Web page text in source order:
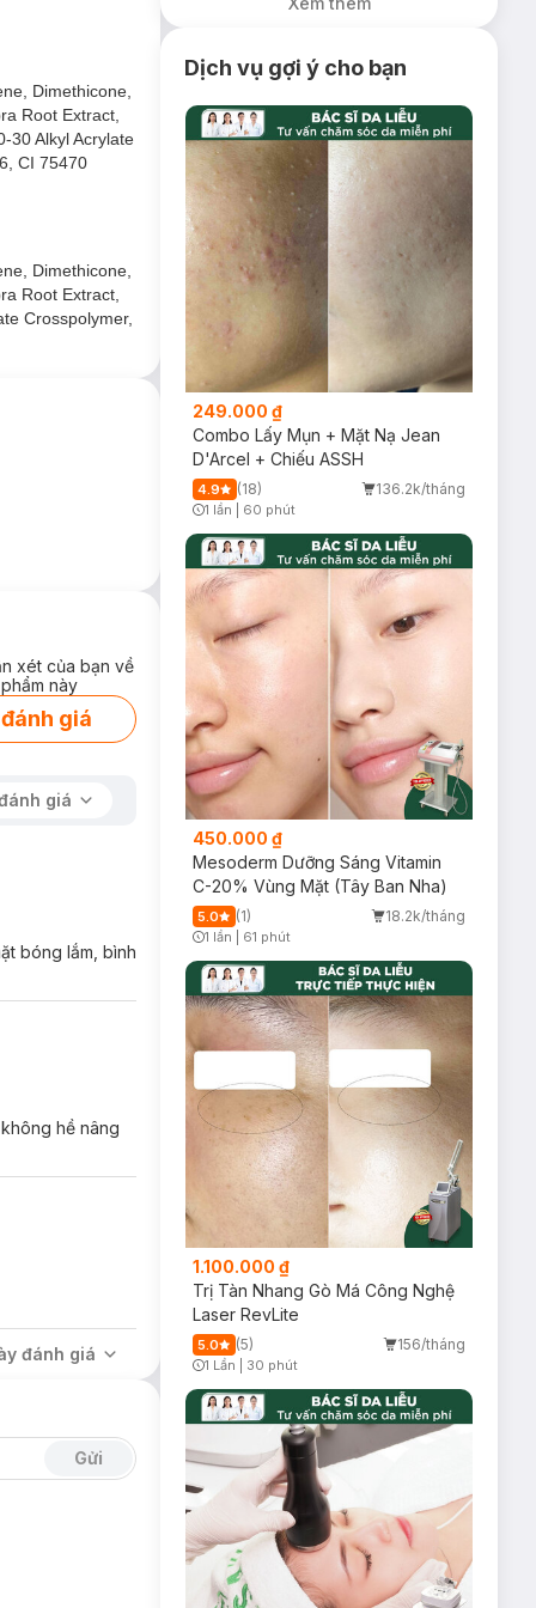
không nhờn
Dimethicone,
Root Extract,
30 Alkyl Acrylate
CI 75470
Dimethicone,
Root Extract,
Crosspolymer,
xét của bạn về
này
giá
giá
bóng lắm, bình
hề nâng
đánh giá
Gửi
Dịch vụ gợi ý cho bạn
249.000 ₫
Combo Lấy Mụn + Mặt Nạ Jean
D'Arcel + Chiếu ASSH
4.9 (18) 136.2k/tháng
Timer Gray Icon
1 lần 60 phút
450.000 ₫
Mesoderm Dưỡng Sáng Vitamin
C-20% Vùng Mặt (Tây Ban Nha)
5.0 (1) 18.2k/tháng
1 lần 61 phút
1.100.000 ₫
Trị Tàn Nhang Gò Má Công Nghệ
Laser RevLite
5.0 (5) 156/tháng
Timer Gray Icon
1 Lần 30 phút